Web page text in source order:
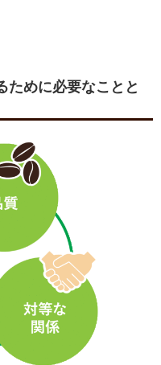
ために必要なことと